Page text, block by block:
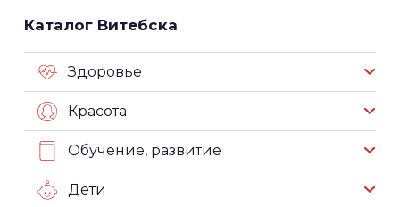
Каталог Витебска
Здоровье
Красота
Обучение, развитие
Дети